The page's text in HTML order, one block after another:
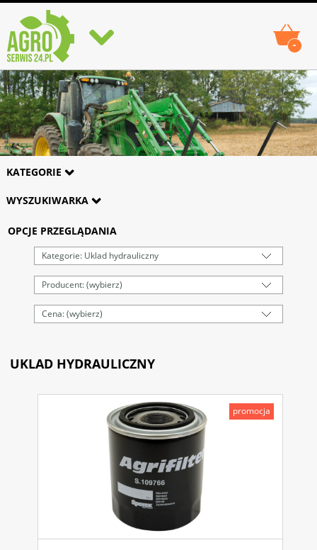
-
KATEGORIE
WYSZUKIWARKA
OPCJE PRZEGLĄDANIA
Kategorie: Uklad hydrauliczny
Producent: (wybierz)
Cena: (wybierz)
UKLAD HYDRAULICZNY
promocja